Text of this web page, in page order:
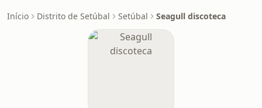
Início Distrito de Setúbal Setúbal Seagull discoteca